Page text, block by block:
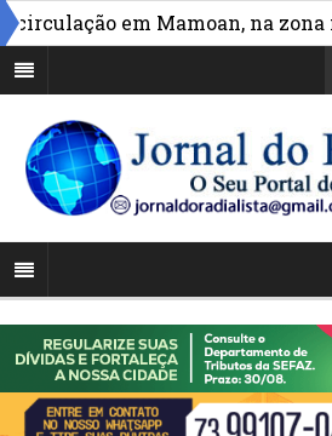
em Mamoan, na zona